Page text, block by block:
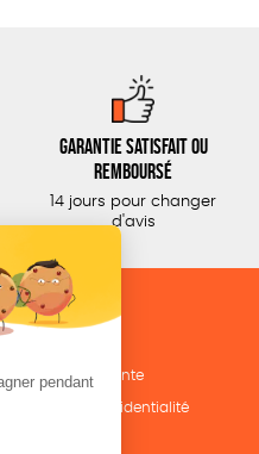
Garantie satisfait ou
remboursé
14 jours pour changer
d'avis
LA BOUTIQUE
Conditions de vente
Politique de confidentialité